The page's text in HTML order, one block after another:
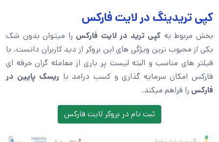
کپی تریدینگ در لایت فارکس
بخش مربوط به کپی ترید در لایت فارکس را میتوان بدون شک
یکی از محبوب ترین ویژگی های این بروکر از دید کاربران دانست. با
فیلتر های مناسب و البته لیست پر باری از معامله گران حرفه ای
فارکس امکان سرمایه گذاری و کسب درامد با ریسک پایین در
فارکس را فراهم میکند.
ثبت نام در بروکر لایت فارکس